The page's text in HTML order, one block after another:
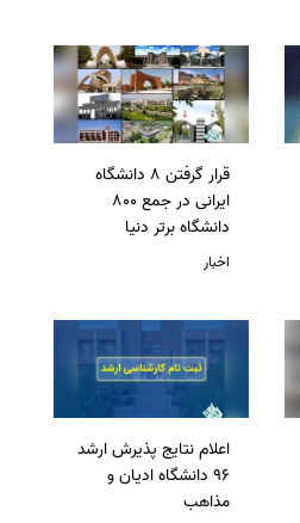
قرار گرفتن 8 دانشگاه
ایرانی در جمع 800
دانشگاه برتر دنیا
اخبار
اعلام نتایج پذیرش ارشد
96 دانشگاه ادیان و
مذاهب